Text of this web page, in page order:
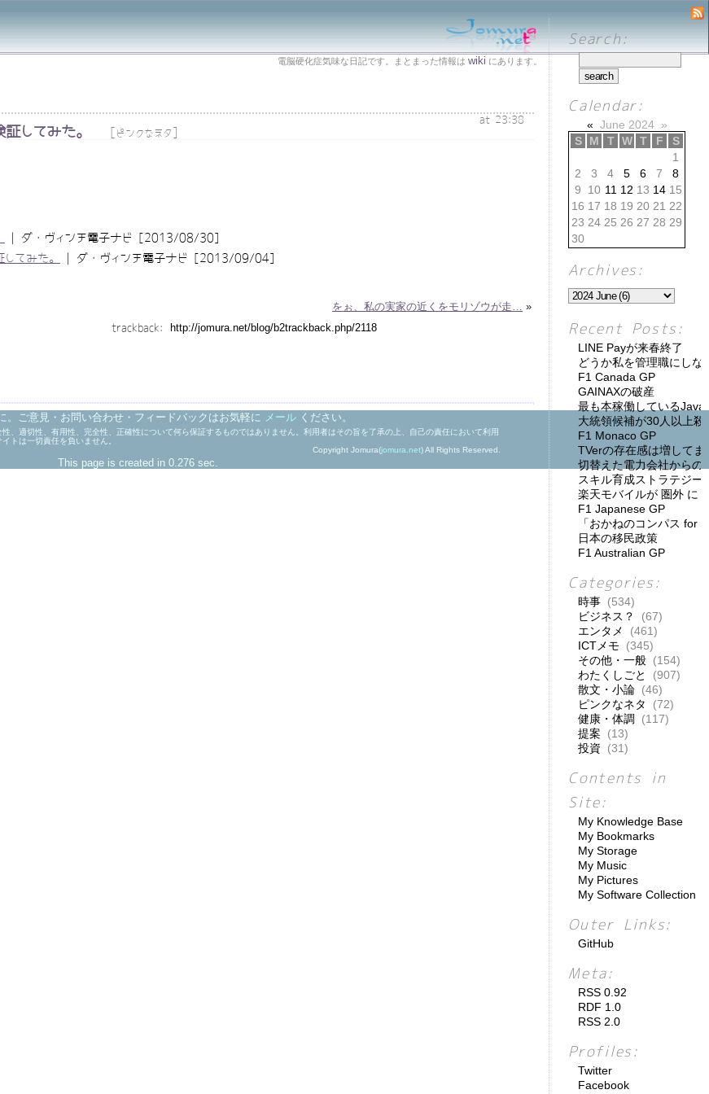
電脳硬化症気味な日記です。まとまった情報は wiki にあります。
at 23:38
してみた。 ピンクなネタ
| ダ・ヴィンチ電子ナビ [2013/08/30]
てみた。 | ダ・ヴィンチ電子ナビ [2013/09/04]
をぉ、私の実家の近くをモリゾウが走… »
trackback:
Search:
Calendar:
« June 2024 »
S
M T W T F
S
1
2
3 4 5 6 7
8
9
10 11 12 13 14 15
16 17 18 19 20 21 22
23 24 25 26 27 28 29
30
Archives:
Recent Posts:
LINE Payが来春終了
どうか私を管理職にしな
F1 Canada GP
GAINAXの破産
最も本稼働している
大統領候補が30人以上殺
F1 Monaco GP
TVerの存在感は増してま
切替えた電力会社からの
スキル育成ストラテジー
楽天モバイルが 圏外 に
F1 Japanese GP
「おかねのコンパス for
日本の移民政策
F1 Australian GP
Categories:
時事 (534)
ビジネス？
(67)
エンタメ
(461)
ICTメモ (345)
その他・一般 (154)
わたくしごと
(907)
散文・小論 (46)
ピンクなネタ
(72)
健康・体調
(117)
提案 (13)
投資 (31)
Contents in
Site:
My Knowledge Base
My Bookmarks
My Storage
My Music
My Pictures
My Software Collection
Outer Links:
GitHub
Meta:
RSS 0.92
RDF 1.0
RSS 2.0
Profiles:
Twitter
Facebook
。ご意見・お問い合わせ・フィードバックはお気軽に メール ください。
、適切性、有用性、完全性、正確性について何ら保証するものではありません。利用者はその旨を了承の上、自己の責任において利用
トは一切責任を負いません。
Copyright Jomura(jomura.net) All Rights Reserved.
This page is created in 0.276 sec.